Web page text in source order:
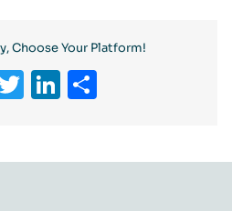
Choose Your Platform!
Twitter
LinkedIn